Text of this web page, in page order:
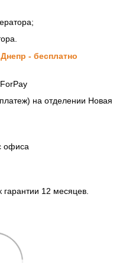
- бесплатно
на отделении Новая
офиса
гарантии 12 месяцев.